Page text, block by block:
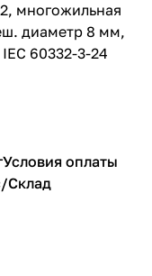
многожильная
диаметр 8 мм,
60332-3-24
Условия оплаты
Склад